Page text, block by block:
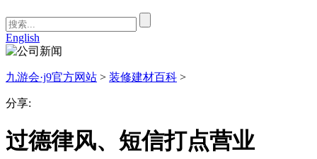
English
九游会·j9官方网站 > 装修建材百科 >
分享:
过德律风、短信打点营业